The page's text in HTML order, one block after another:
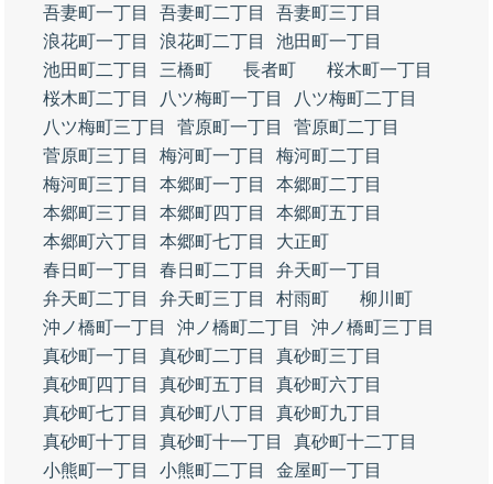
吾妻町一丁目
吾妻町二丁目
吾妻町三丁目
浪花町一丁目
浪花町二丁目
池田町一丁目
池田町二丁目
三橋町 長者町
桜木町一丁目
桜木町二丁目
八ツ梅町一丁目
八ツ梅町二丁目
八ツ梅町三丁目
菅原町一丁目
菅原町二丁目
菅原町三丁目
梅河町一丁目
梅河町二丁目
梅河町三丁目
本郷町一丁目
本郷町二丁目
本郷町三丁目
本郷町四丁目
本郷町五丁目
本郷町六丁目
本郷町七丁目
大正町
春日町一丁目
春日町二丁目
弁天町一丁目
弁天町二丁目
弁天町三丁目 村雨町
柳川町
沖ノ橋町一丁目
沖ノ橋町二丁目
沖ノ橋町三丁目
真砂町一丁目
真砂町二丁目
真砂町三丁目
真砂町四丁目
真砂町五丁目
真砂町六丁目
真砂町七丁目
真砂町八丁目
真砂町九丁目
真砂町十丁目
真砂町十一丁目
真砂町十二丁目
小熊町一丁目
小熊町二丁目
金屋町一丁目